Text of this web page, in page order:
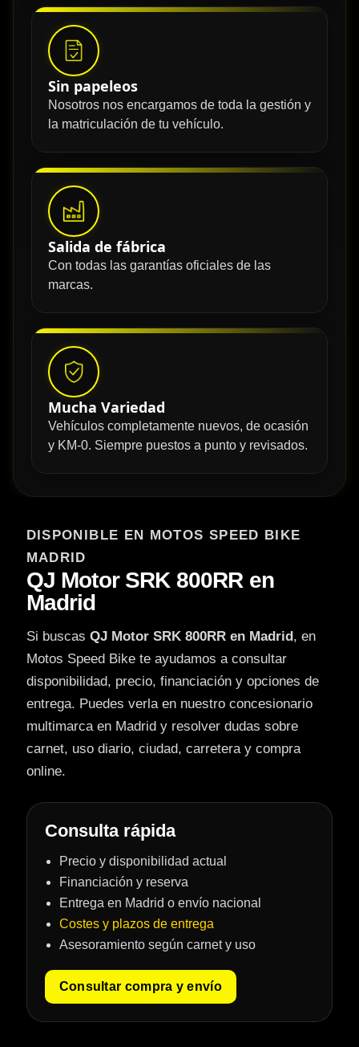
Sin papeleos
Nosotros nos encargamos de toda la gestión y
la matriculación de tu vehículo.
Salida de fábrica
Con todas las garantías oficiales de las
marcas.
Mucha Variedad
Vehículos completamente nuevos, de ocasión
y KM-0. Siempre puestos a punto y revisados.
DISPONIBLE EN MOTOS SPEED BIKE
MADRID
QJ Motor SRK 800RR en
Madrid
Si buscas QJ Motor SRK 800RR en Madrid , en
Motos Speed Bike te ayudamos a consultar
disponibilidad, precio, financiación y opciones de
entrega. Puedes verla en nuestro concesionario
multimarca en Madrid y resolver dudas sobre
carnet, uso diario, ciudad, carretera y compra
online.
Consulta rápida
Precio y disponibilidad actual
Financiación y reserva
Entrega en Madrid o envío nacional
Costes y plazos de entrega
Asesoramiento según carnet y uso
Consultar compra y envío